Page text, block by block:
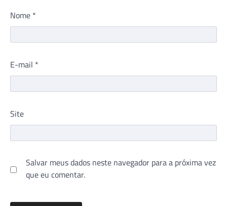
Nome *
E-mail *
Site
Salvar meus dados neste navegador para a próxima vez
que eu comentar.